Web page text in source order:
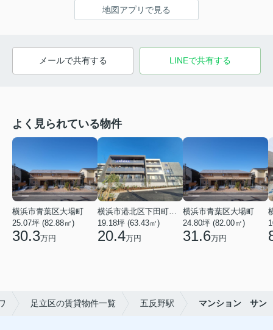
地図アプリで見る
メールで共有する LINEで共有する
よく見られている物件
横浜市青葉区大場町
25.07坪 (82.88㎡)
30.3万円
19.18坪 (63.43㎡)
20.4万円
横浜市青葉区大場町
24.80坪 (82.00㎡)
31.6万円
足立区の賃貸物件一覧 五反野駅 マンション サン